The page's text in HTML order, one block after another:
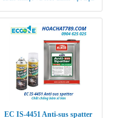
EC IS-4451 Anti-sus spatter